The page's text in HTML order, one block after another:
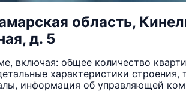
область,
д. 5
включая: общее количество
характеристики строения,
информация об управляющей